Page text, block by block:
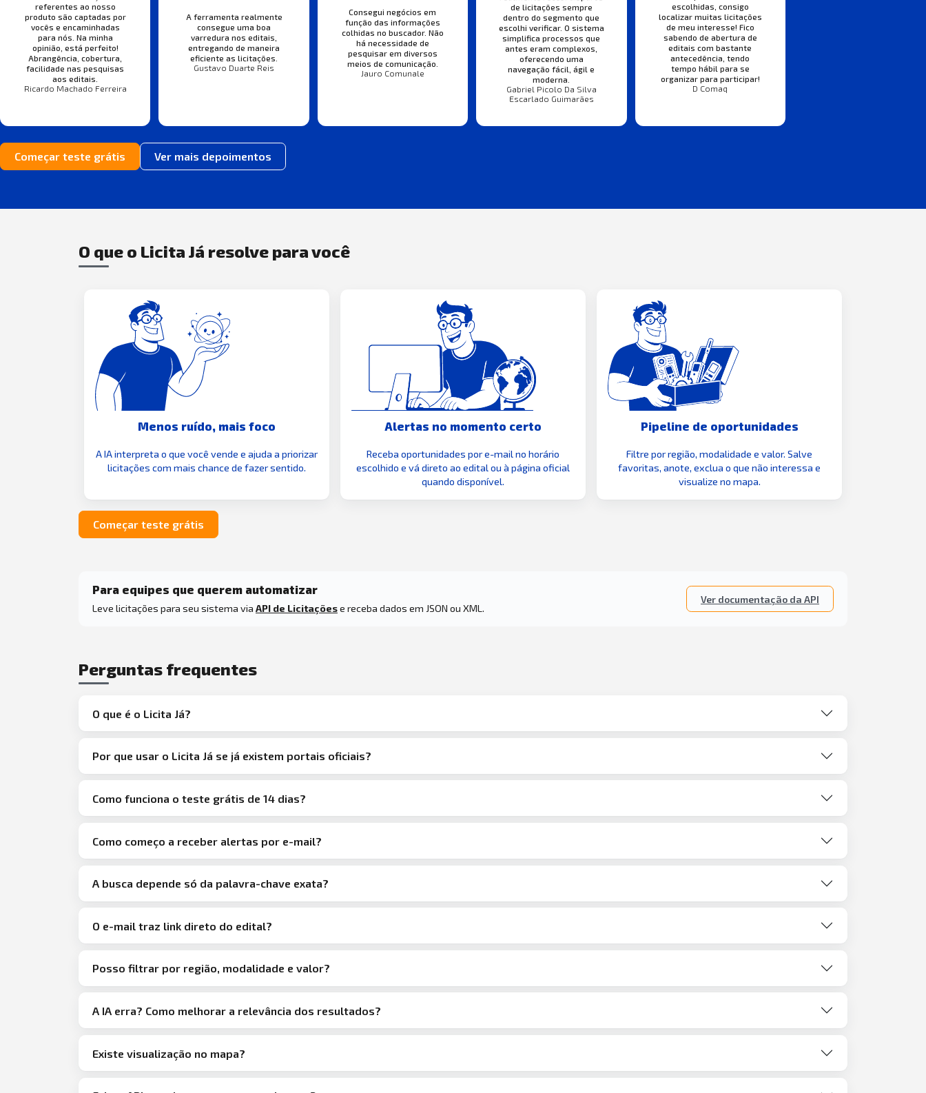
referentes ao nosso
produto são captadas por
vocês e encaminhadas
para nós. Na minha
opinião, está perfeito!
Abrangência, cobertura,
facilidade nas pesquisas
aos editais.
Ricardo Machado Ferreira
A ferramenta realmente
consegue uma boa
varredura nos editais,
entregando de maneira
eficiente as licitações.
Gustavo Duarte Reis
Consegui negócios em
função das informações
colhidas no buscador. Não
há necessidade de
pesquisar em diversos
meios de comunicação.
Jauro Comunale
de licitações sempre
dentro do segmento que
escolhi verificar. O sistema
simplifica processos que
antes eram complexos,
oferecendo uma
navegação fácil, ágil e
moderna.
Gabriel Picolo Da Silva
Escarlado Guimarães
escolhidas, consigo
localizar muitas licitações
de meu interesse! Fico
sabendo de abertura de
editais com bastante
antecedência, tendo
tempo hábil para se
organizar para participar!
D Comaq
Começar teste grátis Ver mais depoimentos
O que o Licita Já resolve para você
Menos ruído, mais foco
A IA interpreta o que você vende e ajuda a priorizar
licitações com mais chance de fazer sentido.
Alertas no momento certo
Receba oportunidades por e-mail no horário
escolhido e vá direto ao edital ou à página oficial
quando disponível.
Pipeline de oportunidades
Filtre por região, modalidade e valor. Salve
favoritas, anote, exclua o que não interessa e
visualize no mapa.
Começar teste grátis
Para equipes que querem automatizar
Leve licitações para seu sistema via API de Licitaçõese receba dados em JSON ou XML.
Ver documentação da API
Perguntas frequentes
O que é o Licita Já?
Por que usar o Licita Já se já existem portais oficiais?
Como funciona o teste grátis de 14 dias?
Como começo a receber alertas por e-mail?
A busca depende só da palavra-chave exata?
O e-mail traz link direto do edital?
Posso filtrar por região, modalidade e valor?
A IA erra? Como melhorar a relevância dos resultados?
Existe visualização no mapa?